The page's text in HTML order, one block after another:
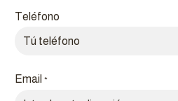
Teléfono
Email *